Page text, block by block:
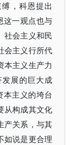
，科恩提出
这一观点也与
社会主义和民
会主义行所代
本主义生产力
展的巨大成
本主义的垮台
从构成其文化
产关系，与其
如说是更合理